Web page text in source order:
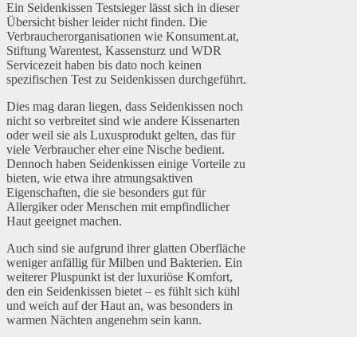
Ein Seidenkissen Testsieger lässt sich in dieser
Übersicht bisher leider nicht finden. Die
Verbraucherorganisationen wie Konsument.at,
Stiftung Warentest, Kassensturz und WDR
Servicezeit haben bis dato noch keinen
spezifischen Test zu Seidenkissen durchgeführt.
Dies mag daran liegen, dass Seidenkissen noch
nicht so verbreitet sind wie andere Kissenarten
oder weil sie als Luxusprodukt gelten, das für
viele Verbraucher eher eine Nische bedient.
Dennoch haben Seidenkissen einige Vorteile zu
bieten, wie etwa ihre atmungsaktiven
Eigenschaften, die sie besonders gut für
Allergiker oder Menschen mit empfindlicher
Haut geeignet machen.
Auch sind sie aufgrund ihrer glatten Oberfläche
weniger anfällig für Milben und Bakterien. Ein
weiterer Pluspunkt ist der luxuriöse Komfort,
den ein Seidenkissen bietet – es fühlt sich kühl
und weich auf der Haut an, was besonders in
warmen Nächten angenehm sein kann.